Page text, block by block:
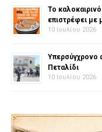
Το
επιστρέφει με
10 Ιουλίου 2026
Υπερσύγχρονο
Πεταλίδι
10 Ιουλίου 2026